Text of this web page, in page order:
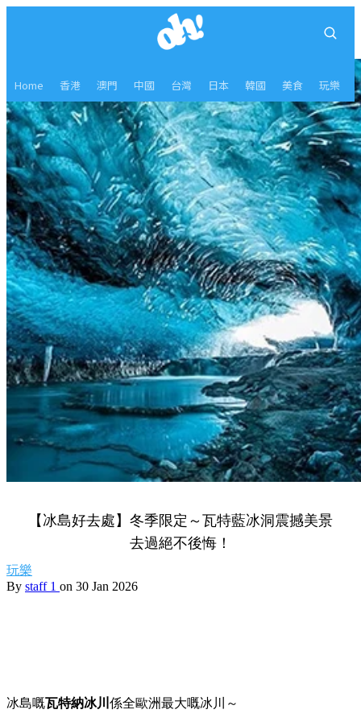
Home 香港 澳門 中國 台灣 日本 韓國 美食 玩樂
【冰島好去處】冬季限定～瓦特藍冰洞震撼美景
去過絕不後悔！
玩樂
By staff 1 on 30 Jan 2026
冰島嘅瓦特納冰川 係全歐洲最大嘅冰川～